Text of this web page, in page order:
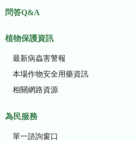
問答Q&A
植物保護資訊
最新病蟲害警報
本場作物安全用藥資訊
相關網路資源
為民服務
單一諮詢窗口